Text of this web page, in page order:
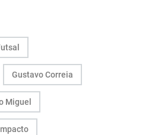
Gustavo Correia
Miguel